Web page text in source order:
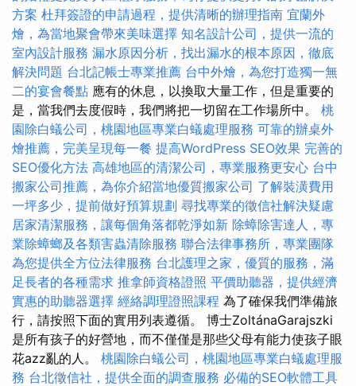
方案 杜拜簽證的申請過程，提供清晰的辦理指南 宜蘭外
燴，為當地聚會帶來美味選擇 知名設計公司，提供一流的
室內設計服務 漏水原因分析，找出漏水的根本原因，徹底
解決問題 台北記帳士專業推薦 台中外燴，為您打造獨一無
二的宴會餐點 應有的休息，以換取大量工作，但是重要的
是，當我們去度假時，我們將把一切留在工作場所中。 桃
園除白蟻公司，桃園地區專業白蟻處理服務 可靠的辦桌外
燴推薦，完美呈現每一餐 提高WordPress SEO效果 完善的
SEO優化方法 高雄地區的清潔公司，專業服務更安心 台中
搬家公司推薦，為你介紹當地優質搬家公司 了解裝潢費用
一坪多少，提前做好預算規劃 尋找專業的徵信社解決疑慮
居家清潔服務，讓每個角落都乾淨如新 除蟑除害達人，專
業除蟑螂及各類害蟲清除服務 聯合法律事務所，專業團隊
為您提供全方位法律服務 台北護理之家，優質的服務，滿
足長者的各種需求 推拿師資格證照 平價助聽器，提供經濟
實惠的助聽器選擇 經絡調理證照課程 為了確保我們準備旅
行，請按照下面的實用列表遵循。 博士ZoltánaGarajszki
是所有孩子的好營地，而不僅僅是那些父母有能力使孩子眼
花azz亂的人。 桃園除白蟻公司，桃園地區專業白蟻處理服
務 台北徵信社，提供全面的調查服務 必備的SEO軟體工具